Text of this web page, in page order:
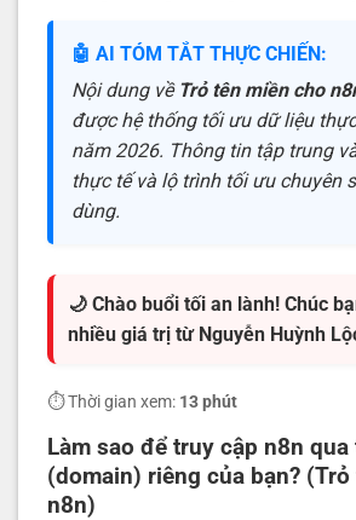
🤖 AI TÓM TẮT THỰC CHIẾN:
Nội dung về Trỏ tên miền cho
được hệ thống tối ưu dữ liệu
năm 2026. Thông tin tập trung
thực tế và lộ trình tối ưu chuyên
dùng.
🌙 Chào buổi tối an lành! Chúc
nhiều giá trị từ Nguyễn Huỳnh
⏱️ Thời gian xem: 13 phút
Làm sao để truy cập n8n qua
(domain) riêng của bạn?
n8n)